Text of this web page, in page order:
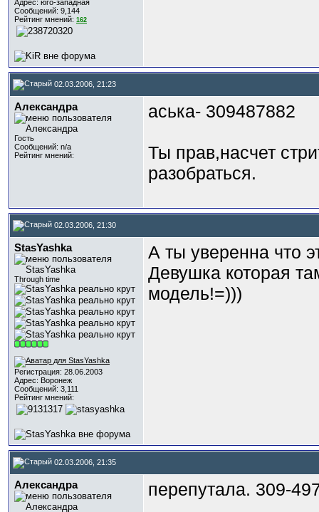
Адрес: юго-западная
Сообщений: 9,144
Рейтинг мнений: 162
02.03.2006, 21:23
Александра
Гость
Сообщений: n/a
Рейтинг мнений:
аська- 309487882
Ты прав,насчет
разобраться.
02.03.2006, 21:30
StasYashka
Through time
Регистрация: 28.06.2003
Адрес: Воронеж
Сообщений: 3,111
Рейтинг мнений:
А ты уверенна что
Девушка которая
модель!=)))
02.03.2006, 21:35
Александра перепутала. 309-